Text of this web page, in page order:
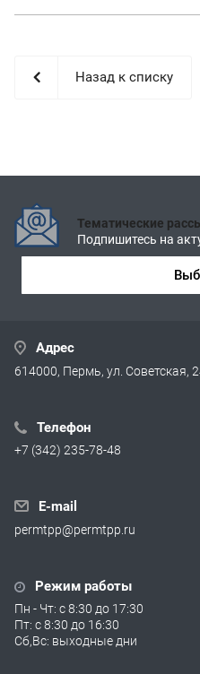
Назад к списку
Тематические
Подпишитесь на
Адрес
614000, Пермь, ул. Советская,
Телефон
+7 (342) 235-78-48
E-mail
permtpp@permtpp.ru
Режим работы
Пн - Чт: с 8:30 до 17:30
Пт: с 8:30 до 16:30
Сб,Вс: выходные дни